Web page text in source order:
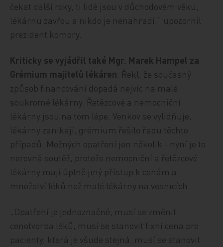
čekat další roky, ti lidé jsou v důchodovém věku,
lékárnu zavřou a nikdo je nenahradí,“ upozornil
prezident komory.
Kriticky se vyjádřil také Mgr. Marek Hampel za
Grémium majitelů lékáren . Řekl, že současný
způsob financování dopadá nejvíc na malé
soukromé lékárny. Řetězcové a nemocniční
lékárny jsou na tom lépe. Venkov se vylidňuje,
lékárny zanikají, grémium řešilo řadu těchto
případů. Možných opatření jen několik - nyní je to
nerovná soutěž, protože nemocniční a řetězcové
lékárny mají úplně jiný přístup k cenám a
množství léků než malé lékárny na vesnicích.
„Opatření je jednoznačné, musí se změnit
cenotvorba léků, musí se stanovit fixní cena pro
pacienty, která je všude stejná, musí se stanovit